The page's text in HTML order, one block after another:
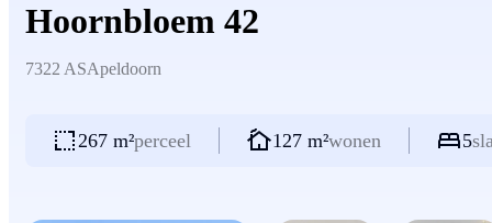
Hoornbloem 42
7322 ASApeldoorn
267 m²perceel 127 m²wonen 5